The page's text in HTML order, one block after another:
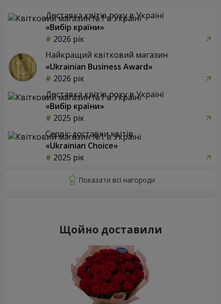
Доставка квітів року в Україні
«Вибір країни»
2026 рік
Найкращий квітковий магазин
«Ukrainian Business Award»
2026 рік
Доставка квітів року в Україні
«Вибір країни»
2025 рік
Сервіс доставки квітів
«Ukrainian Choice»
2025 рік
Щойно доставили